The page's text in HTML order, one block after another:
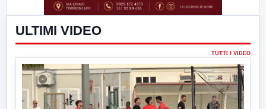
ULTIMI VIDEO
TUTTI I VIDEO